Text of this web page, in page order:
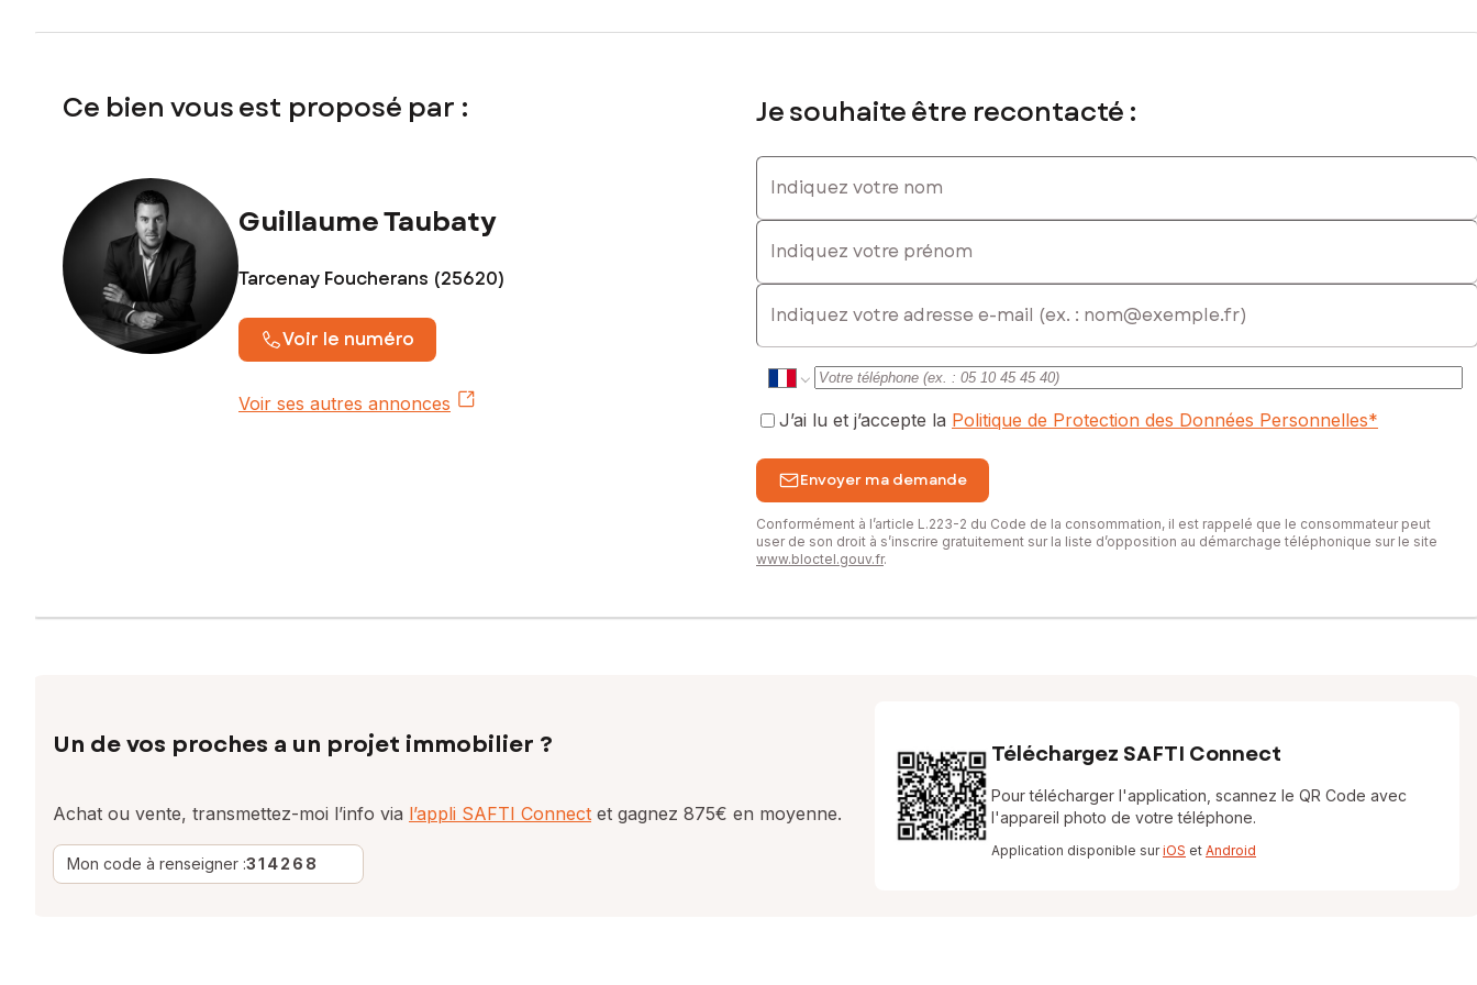
Ce bien vous est proposé par :
Guillaume Taubaty
Tarcenay Foucherans (25620)
Voir le numéro
Voir ses autres annonces
Je souhaite être recontacté :
Indiquez votre nom
Indiquez votre prénom
E-mail
J’ai lu et j’accepte la Politique de Protection des Données Personnelles*
Envoyer ma demande
Conformément à l’article L.223-2 du Code de la consommation, il est rappelé que le consommateur peut
user de son droit à s’inscrire gratuitement sur la liste d’opposition au démarchage téléphonique sur le site
www.bloctel.gouv.fr.
Un de vos proches a un projet immobilier ?
Achat ou vente, transmettez-moi l’info via l’appli SAFTI Connect et gagnez 875€ en moyenne.
Mon code à renseigner :314268
Téléchargez SAFTI Connect
Pour télécharger l'application, scannez le QR Code avec
l'appareil photo de votre téléphone.
Application disponible suriOS et Android